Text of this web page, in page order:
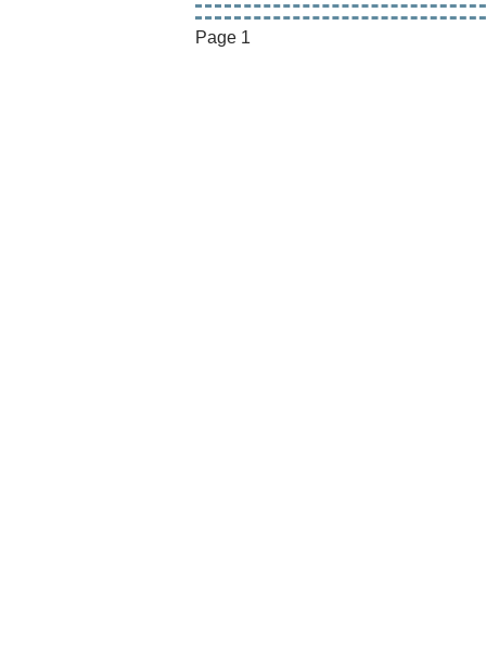
Page 1